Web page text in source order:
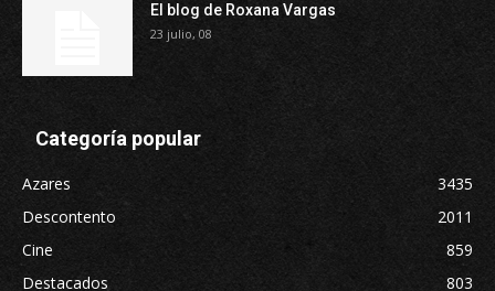
El blog de Roxana Vargas
23 julio, 08
Categoría popular
Azares
3435
Descontento
2011
Cine
859
Destacados
803